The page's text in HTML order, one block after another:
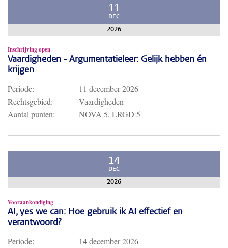
11
DEC
2026
Inschrijving open
Vaardigheden - Argumentatieleer: Gelijk hebben én
krijgen
Periode:
11 december 2026
Rechtsgebied:
Vaardigheden
Aantal punten:
NOVA 5, LRGD 5
14
DEC
2026
Vooraankondiging
AI, yes we can: Hoe gebruik ik AI effectief en
verantwoord?
Periode:
14 december 2026